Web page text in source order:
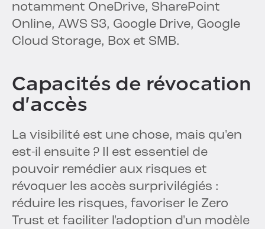
notamment OneDrive, SharePoint
Online, AWS S3, Google Drive, Google
Cloud Storage, Box et SMB.
Capacités de révocation
d'accès
La visibilité est une chose, mais qu'en
est-il ensuite ? Il est essentiel de
pouvoir remédier aux risques et
révoquer les accès surprivilégiés :
réduire les risques, favoriser le Zero
Trust et faciliter l'adoption d'un modèle